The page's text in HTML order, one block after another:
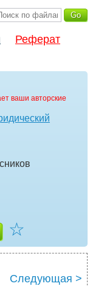
Реферат
ваши авторские
☆
Следующая >